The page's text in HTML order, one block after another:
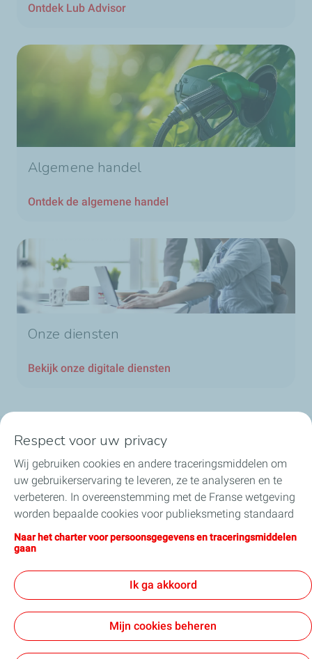
Ontdek Lub Advisor
Algemene handel
Ontdek de algemene handel
Onze diensten
Bekijk onze digitale diensten
Onze sectoren in België
Onze producten in België
Nuttige links
Onze online verkoopsites
Algemene verkoopsvoorwaarden
Algemene vorwaarden voor de aankoop
Respect voor uw privacy
Wij gebruiken cookies en andere traceringsmiddelen om
uw gebruikerservaring te leveren, ze te analyseren en te
verbeteren. In overeenstemming met de Franse wetgeving
worden bepaalde cookies voor publieksmeting standaard
geïnstalleerd. U kunt uw cookie-instellingen op elk
moment wijzigen door op de knop “Mijn cookies beheren”
u in met de installatie van alle cookies. Als u op "Ik
weiger" klikt, zullen alleen de technische cookies worden
gebruikt die nodig zijn voor de goede werking van de site.
Voor meer informatie kunt u de pagina "Charter voor
Naar het charter voor persoonsgegevens en traceringsmiddelen
gaan
Ik ga akkoord
Mijn cookies beheren